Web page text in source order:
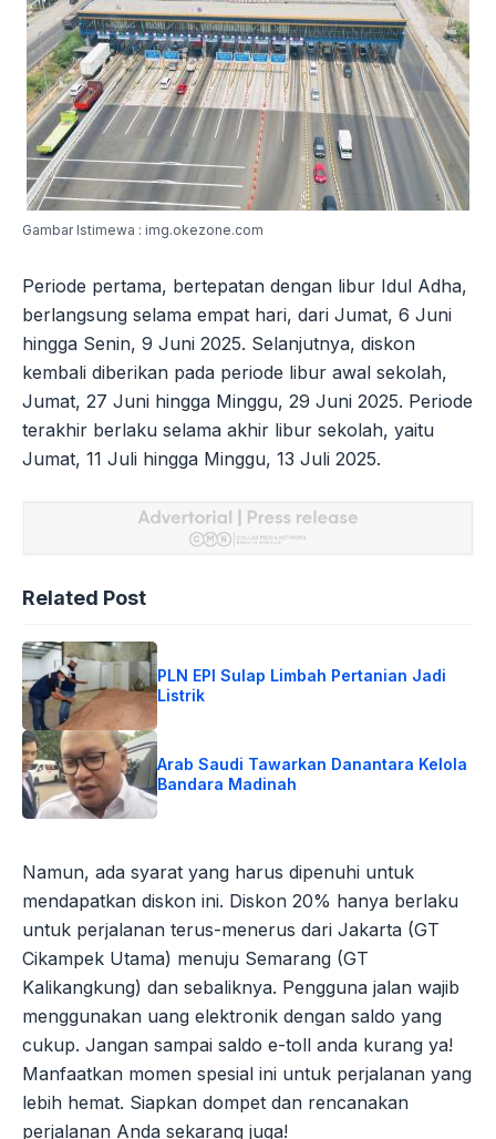
Gambar Istimewa : img.okezone.com
Periode pertama, bertepatan dengan libur Idul Adha,
berlangsung selama empat hari, dari Jumat, 6 Juni
hingga Senin, 9 Juni 2025. Selanjutnya, diskon
kembali diberikan pada periode libur awal sekolah,
Jumat, 27 Juni hingga Minggu, 29 Juni 2025. Periode
terakhir berlaku selama akhir libur sekolah, yaitu
Jumat, 11 Juli hingga Minggu, 13 Juli 2025.
Related Post
PLN EPI Sulap Limbah Pertanian Jadi
Listrik
Arab Saudi Tawarkan Danantara Kelola
Bandara Madinah
Namun, ada syarat yang harus dipenuhi untuk
mendapatkan diskon ini. Diskon 20% hanya berlaku
untuk perjalanan terus-menerus dari Jakarta (GT
Cikampek Utama) menuju Semarang (GT
Kalikangkung) dan sebaliknya. Pengguna jalan wajib
menggunakan uang elektronik dengan saldo yang
cukup. Jangan sampai saldo e-toll anda kurang ya!
Manfaatkan momen spesial ini untuk perjalanan yang
lebih hemat. Siapkan dompet dan rencanakan
perjalanan Anda sekarang juga!